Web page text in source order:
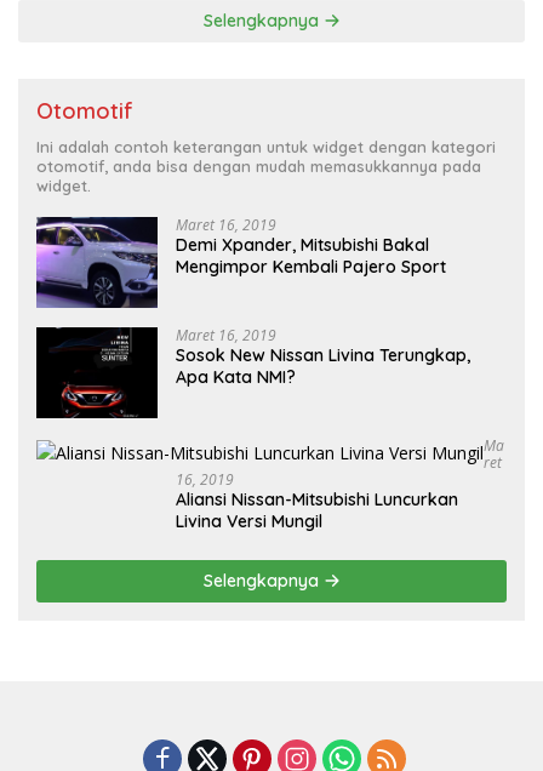
Selengkapnya
Otomotif
Ini adalah contoh keterangan untuk widget dengan kategori
otomotif, anda bisa dengan mudah memasukkannya pada
widget.
Maret 16, 2019
Demi Xpander, Mitsubishi Bakal
Mengimpor Kembali Pajero Sport
Maret 16, 2019
Sosok New Nissan Livina Terungkap,
Apa Kata NMI?
Ma
Ret
16, 2019
Aliansi Nissan-Mitsubishi Luncurkan
Livina Versi Mungil
Selengkapnya